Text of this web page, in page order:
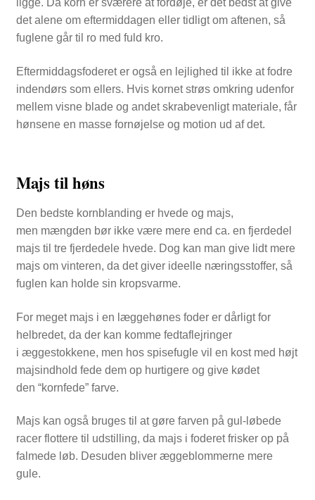
ligge. Da korn er sværere at fordøje, er det bedst at give
det alene om eftermiddagen eller tidligt om aftenen, så
fuglene går til ro med fuld kro.
Eftermiddagsfoderet er også en lejlighed til ikke at fodre
indendørs som ellers. Hvis kornet strøs omkring udenfor
mellem visne blade og andet skrabevenligt materiale, får
hønsene en masse fornøjelse og motion ud af det.
Majs til høns
Den bedste kornblanding er hvede og majs,
men mængden bør ikke være mere end ca. en fjerdedel
majs til tre fjerdedele hvede. Dog kan man give lidt mere
majs om vinteren, da det giver ideelle næringsstoffer, så
fuglen kan holde sin kropsvarme.
For meget majs i en læggehønes foder er dårligt for
helbredet, da der kan komme fedtaflejringer
i æggestokkene, men hos spisefugle vil en kost med højt
majsindhold fede dem op hurtigere og give kødet
den “kornfede” farve.
Majs kan også bruges til at gøre farven på gul-løbede
racer flottere til udstilling, da majs i foderet frisker op på
falmede løb. Desuden bliver æggeblommerne mere
gule.